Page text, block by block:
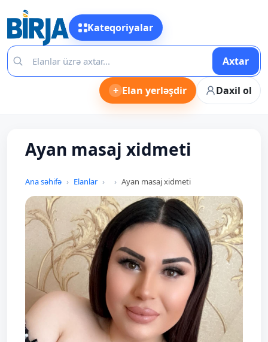
Kateqoriyalar
Axtar
+ Elan yerləşdir Daxil ol
Ayan masaj xidmeti
Ana səhifə Elanlar Ayan masaj xidmeti